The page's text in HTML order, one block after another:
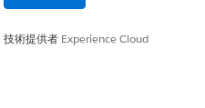
技術提供者 Experience Cloud